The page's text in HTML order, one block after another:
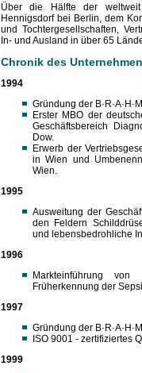
Über die Hälfte der
Hennigsdorf bei Berlin, dem
und Tochtergesellschaften,
In- und Ausland in über 65
Chronik des
1994
Gründung der
Erster MBO der
Geschäftsbereich
Dow.
Erwerb der
in Wien und
Wien.
1995
Ausweitung der
den Feldern
und lebensbedrohliche
1996
Markteinführung
Früherkennung der
1997
Gründung der
ISO 9001 - zertifiziertes
1999